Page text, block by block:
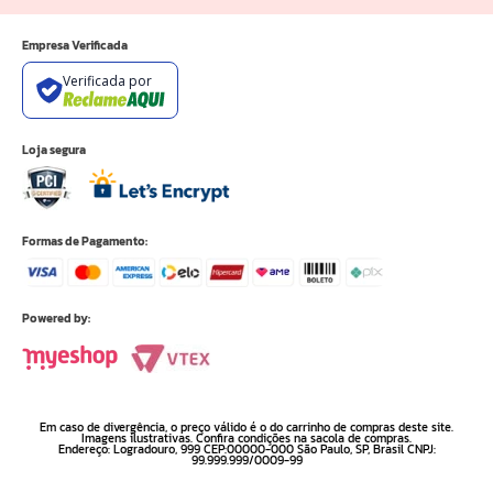
Empresa Verificada
Verificada por
Loja segura
Formas de Pagamento:
Powered by:
Em caso de divergência, o preço válido é o do carrinho de compras deste site.
Imagens ilustrativas. Confira condições na sacola de compras.
Endereço: Logradouro, 999 CEP:00000-000 São Paulo, SP, Brasil CNPJ:
99.999.999/0009-99